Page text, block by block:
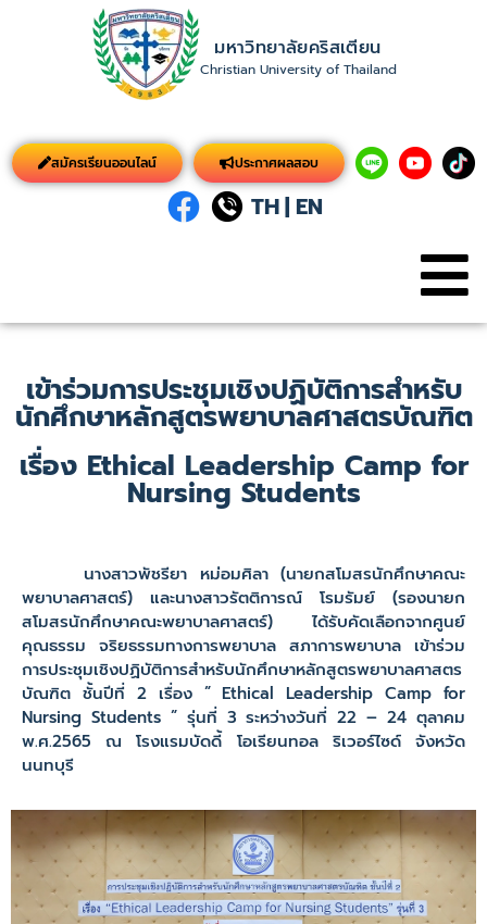
มหาวิทยาลัยคริสเตียน
Christian University of Thailand
สมัครเรียนออนไลน์ ประกาศผลสอบ
TH| EN
เข้าร่วมการประชุมเชิงปฏิบัติการสำหรับ
นักศึกษาหลักสูตรพยาบาลศาสตรบัณฑิต
เรื่อง Ethical Leadership Camp for
Nursing Students
นางสาวพัชรียา หม่อมศิลา (นายกสโมสรนักศึกษาคณะ
พยาบาลศาสตร์) และนางสาวรัตติการณ์ โรมรัมย์ (รองนายก
สโมสรนักศึกษาคณะพยาบาลศาสตร์) ได้รับคัดเลือกจากศูนย์
คุณธรรม จริยธรรมทางการพยาบาล สภาการพยาบาล เข้าร่วม
การประชุมเชิงปฏิบัติการสำหรับนักศึกษาหลักสูตรพยาบาลศาสตร
บัณฑิต ชั้นปีที่ 2 เรื่อง ” Ethical Leadership Camp for
Nursing Students ” รุ่นที่ 3 ระหว่างวันที่ 22 – 24 ตุลาคม
พ.ศ.2565 ณ โรงแรมบัดดี้ โอเรียนทอล ริเวอร์ไซด์ จังหวัด
นนทบุรี